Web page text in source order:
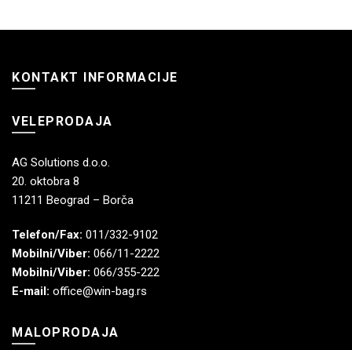
KONTAKT INFORMACIJE
VELEPRODAJA
AG Solutions d.o.o.
20. oktobra 8
11211 Beograd – Borča
Telefon/Fax: 011/332-9102
Mobilni/Viber: 066/11-2222
Mobilni/Viber: 066/355-222
E-mail: office@win-bag.rs
MALOPRODAJA